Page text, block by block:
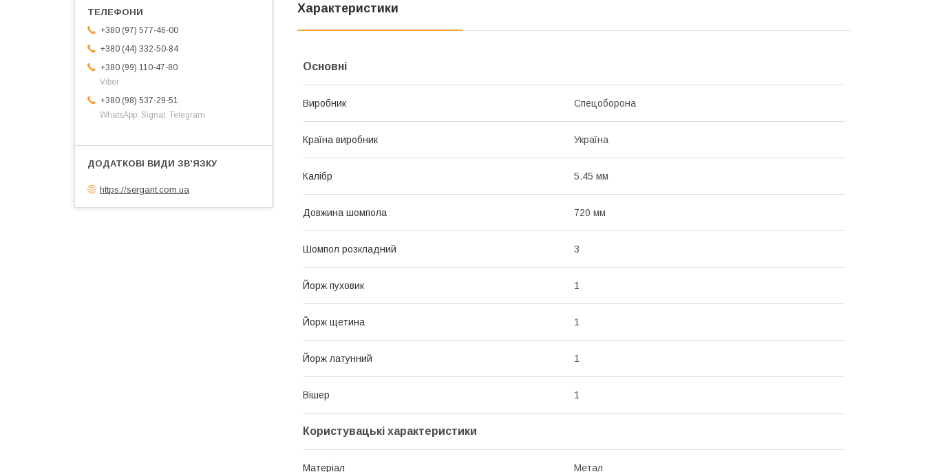
Характеристики
Основні
Виробник Спецоборона
Країна виробник Україна
Калібр 5.45 мм
Довжина шомпола 720 мм
Шомпол розкладний 3
Йорж пуховик 1
Йорж щетина 1
Йорж латунний 1
Вішер 1
Користувацькі характеристики
Матеріал Метал
+380 (97) 577-46-00
+380 (44) 332-50-84
+380 (99) 110-47-80
Viber
+380 (98) 537-29-51
WhatsApp, Signal, Telegram
https://sergant.com.ua